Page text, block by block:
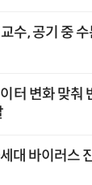
수, 공기 중
터 변화 맞춰
대 바이러스